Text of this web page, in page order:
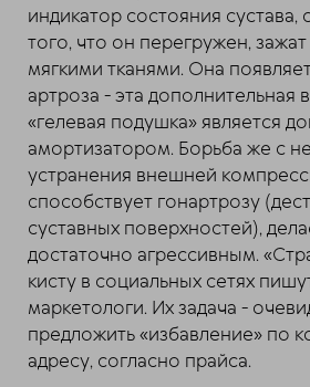
индикатор состояния сустава,
того, что он перегружен,
мягкими тканями. Она
артроза - эта дополнительная
«гелевая подушка» является
амортизатором. Борьба же с
устранения внешней
способствует гонартрозу
суставных поверхностей),
достаточно агрессивным.
кисту в социальных сетях
маркетологи. Их задача -
предложить «избавление» по
адресу, согласно прайса.